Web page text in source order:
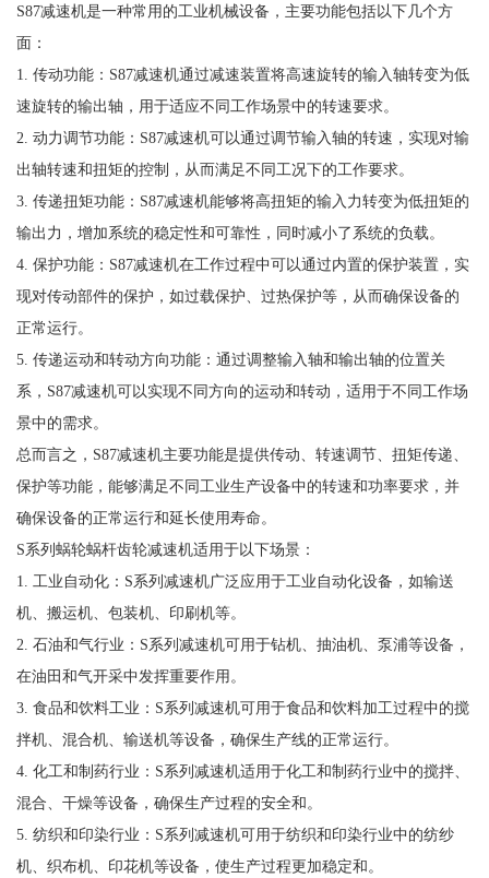
S87减速机是一种常用的工业机械设备，主要功能包括以下几个方
面：
1. 传动功能：S87减速机通过减速装置将高速旋转的输入轴转变为低
速旋转的输出轴，用于适应不同工作场景中的转速要求。
2. 动力调节功能：S87减速机可以通过调节输入轴的转速，实现对输
出轴转速和扭矩的控制，从而满足不同工况下的工作要求。
3. 传递扭矩功能：S87减速机能够将高扭矩的输入力转变为低扭矩的
输出力，增加系统的稳定性和可靠性，同时减小了系统的负载。
4. 保护功能：S87减速机在工作过程中可以通过内置的保护装置，实
现对传动部件的保护，如过载保护、过热保护等，从而确保设备的
正常运行。
5. 传递运动和转动方向功能：通过调整输入轴和输出轴的位置关
系，S87减速机可以实现不同方向的运动和转动，适用于不同工作场
景中的需求。
总而言之，S87减速机主要功能是提供传动、转速调节、扭矩传递、
保护等功能，能够满足不同工业生产设备中的转速和功率要求，并
确保设备的正常运行和延长使用寿命。
S系列蜗轮蜗杆齿轮减速机适用于以下场景：
1. 工业自动化：S系列减速机广泛应用于工业自动化设备，如输送
机、搬运机、包装机、印刷机等。
2. 石油和气行业：S系列减速机可用于钻机、抽油机、泵浦等设备，
在油田和气开采中发挥重要作用。
3. 食品和饮料工业：S系列减速机可用于食品和饮料加工过程中的搅
拌机、混合机、输送机等设备，确保生产线的正常运行。
4. 化工和制药行业：S系列减速机适用于化工和制药行业中的搅拌、
混合、干燥等设备，确保生产过程的安全和。
5. 纺织和印染行业：S系列减速机可用于纺织和印染行业中的纺纱
机、织布机、印花机等设备，使生产过程更加稳定和。